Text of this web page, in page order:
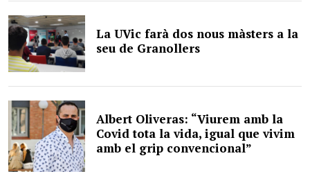
La UVic farà dos nous màsters a la
seu de Granollers
Albert Oliveras: “Viurem amb la
Covid tota la vida, igual que vivim
amb el grip convencional”